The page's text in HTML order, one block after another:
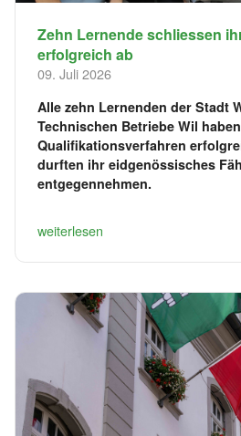
​Zehn Lernende schliessen
erfolgreich ab
09. Juli 2026
Alle zehn Lernenden der Stadt
Technischen Betriebe Wil
Qualifikationsverfahren
durften ihr eidgenössisches
entgegennehmen.
weiterlesen